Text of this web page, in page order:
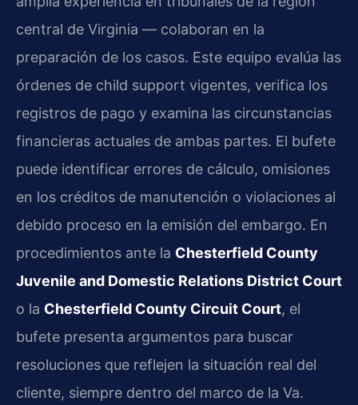
central de Virginia — colaboran en la
preparación de los casos. Este equipo evalúa las
órdenes de child support vigentes, verifica los
registros de pago y examina las circunstancias
financieras actuales de ambas partes. El bufete
puede identificar errores de cálculo, omisiones
en los créditos de manutención o violaciones al
debido proceso en la emisión del embargo. En
procedimientos ante la Chesterfield County
Juvenile and Domestic Relations District Court
o la Chesterfield County Circuit Court, el
bufete presenta argumentos para buscar
resoluciones que reflejen la situación real del
cliente, siempre dentro del marco de la Va.